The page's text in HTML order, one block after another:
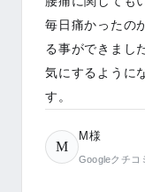
毎日痛かったの
る事ができまし
気にするように
す。
M
M様
Googleクチコ